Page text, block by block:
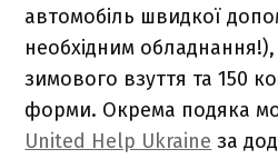
автомобіль швидкої
необхідним
зимового взуття та 150
форми. Окрема подяка
United Help Ukraine за